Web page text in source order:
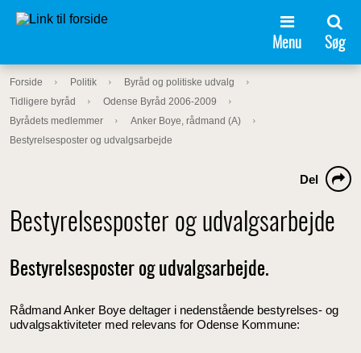
Menu Søg
Forside Politik
Byråd og politiske udvalg
Tidligere byråd
Odense Byråd 2006-2009
Byrådets medlemmer
Anker Boye, rådmand (A)
Bestyrelsesposter og udvalgsarbejde
Bestyrelsesposter og udvalgsarbejde
Del
Bestyrelsesposter og udvalgsarbejde.
Rådmand Anker Boye deltager i nedenstående bestyrelses- og
udvalgsaktiviteter med relevans for Odense Kommune: